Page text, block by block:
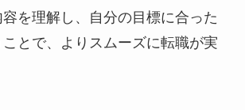
を理解し、自分の目標に合った
とで、よりスムーズに転職が実